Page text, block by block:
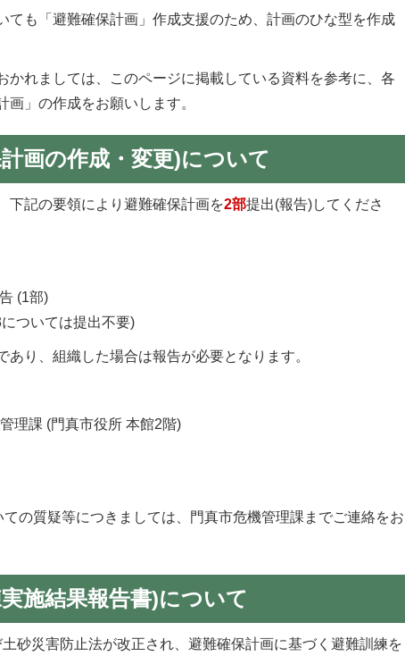
ても「避難確保計画」作成支援のため、計画のひな型を作成
かれましては、このページに掲載している資料を参考に、各
」の作成をお願いします。
画の作成・変更)について
下記の要領により避難確保計画を2部提出(報告)してくださ
(1部)
ついては提出不要)
り、組織した場合は報告が必要となります。
理課 (門真市役所 本館2階)
の質疑等につきましては、門真市危機管理課までご連絡をお
施結果報告書)について
砂災害防止法が改正され、避難確保計画に基づく避難訓練を